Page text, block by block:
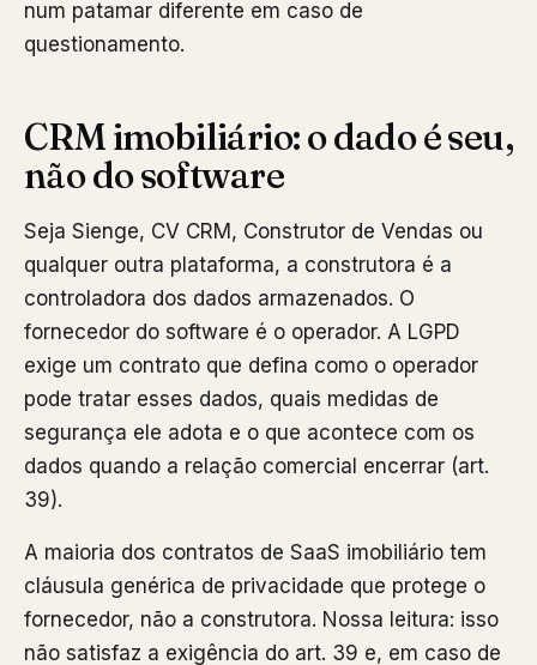
num patamar diferente em caso de
questionamento.
CRM imobiliário: o dado é seu,
não do software
Seja Sienge, CV CRM, Construtor de Vendas ou
qualquer outra plataforma, a construtora é a
controladora dos dados armazenados. O
fornecedor do software é o operador. A LGPD
exige um contrato que defina como o operador
pode tratar esses dados, quais medidas de
segurança ele adota e o que acontece com os
dados quando a relação comercial encerrar (art.
39).
A maioria dos contratos de SaaS imobiliário tem
cláusula genérica de privacidade que protege o
fornecedor, não a construtora. Nossa leitura: isso
não satisfaz a exigência do art. 39 e, em caso de